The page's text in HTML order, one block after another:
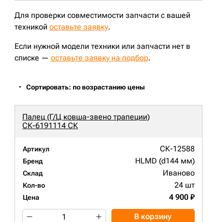
EX165LC;ZX240; EX230LCH-5;JohnDeere2154D;
EX200LCK-2;ZX180-3;ZX240N-3;ZX180LC-3;
JohnDeere2054;CLG220LC;ZX210LC-3;
Для проверки совместимости запчасти с вашей
техникой оставьте заявку.
Если нужной модели техники или запчасти нет в
списке — оставьте заявку на подбор.
Сортировать: по возрастанию цены
Палец (Г/Ц ковша-звено трапеции)
СК-6191114 СК
Артикул СК-12588
Бренд HLMD (d144 мм)
Склад Иваново
Кол-во 24 шт
Цена 4 900 ₽
В корзину